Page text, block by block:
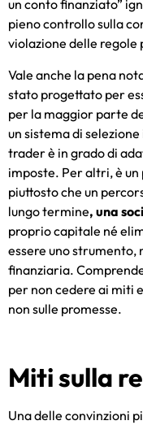
un conto finanziato”
pieno controllo sulla
violazione delle regole
Vale anche la pena
stato progettato per
per la maggior parte
un sistema di
trader è in grado di
imposte. Per altri, è
piuttosto che un
lungo termine, una
proprio capitale né
essere uno strumento,
finanziaria.
per non cedere ai miti
non sulle promesse.
Miti sulla
Una delle convinzioni